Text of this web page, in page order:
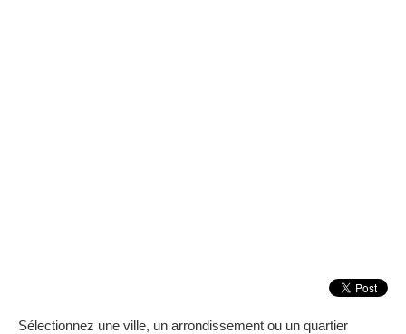
Sélectionnez une ville, un arrondissement ou un quartier